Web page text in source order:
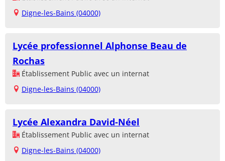
Digne-les-Bains (04000)
Lycée professionnel Alphonse Beau de
Rochas
Établissement Public avec un internat
Digne-les-Bains (04000)
Lycée Alexandra David-Néel
Établissement Public avec un internat
Digne-les-Bains (04000)